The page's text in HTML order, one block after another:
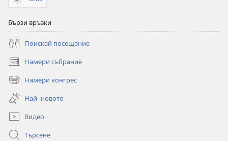
Бързи връзки
Поискай посещение
Намери събрание
(отваря
нов
прозорец)
Намери конгрес
(отваря
нов
прозорец)
Най–новото
Видео
Търсене